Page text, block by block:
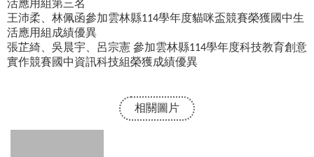
宣
導
專
區
活應用組第三名
王沛柔、林佩函參加雲林縣114學年度貓咪盃競賽榮獲國中生
活應用組成績優異
張芷綺、吳晨宇、呂宗憲 參加雲林縣114學年度科技教育創意
實作競賽國中資訊科技組榮獲成績優異
相關圖片